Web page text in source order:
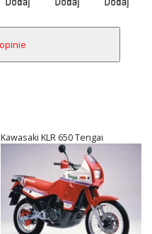
Kawasaki KLR 650 Tengai